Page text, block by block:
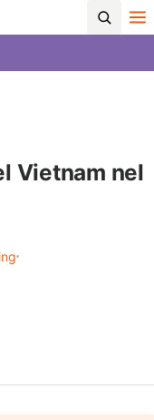
Vietnam nel